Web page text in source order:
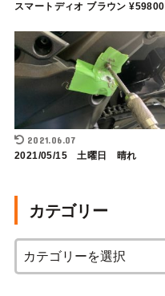
スマートディオ ブラウン ¥59800
2021.06.07
2021/05/15 土曜日 晴れ
カテゴリー